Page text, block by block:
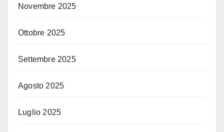
Novembre 2025
Ottobre 2025
Settembre 2025
Agosto 2025
Luglio 2025